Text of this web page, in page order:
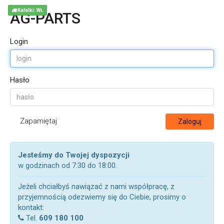
AG-PARTS
Login
Hasło
Zapamiętaj Zaloguj
Jesteśmy do Twojej dyspozycji
w godzinach od 7:30 do 18:00.
Jeżeli chciałbyś nawiązać z nami współpracę, z
przyjemnością odezwiemy się do Ciebie, prosimy o
kontakt:
Tel. 609 180 100
Kafelki: WŁ